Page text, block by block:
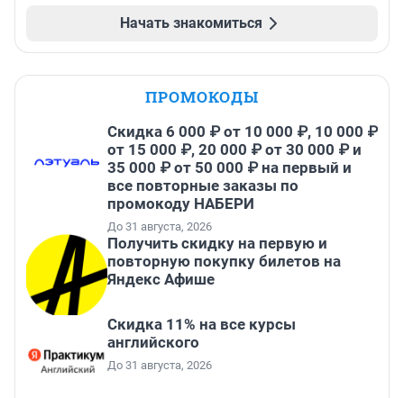
Начать знакомиться
ПРОМОКОДЫ
Скидка 6 000 ₽ от 10 000 ₽, 10 000 ₽
от 15 000 ₽, 20 000 ₽ от 30 000 ₽ и
35 000 ₽ от 50 000 ₽ на первый и
все повторные заказы по
промокоду НАБЕРИ
До 31 августа, 2026
Получить скидку на первую и
повторную покупку билетов на
Яндекс Афише
Скидка 11% на все курсы
английского
До 31 августа, 2026